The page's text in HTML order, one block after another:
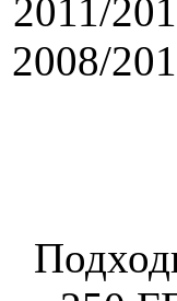
2011/
2008/